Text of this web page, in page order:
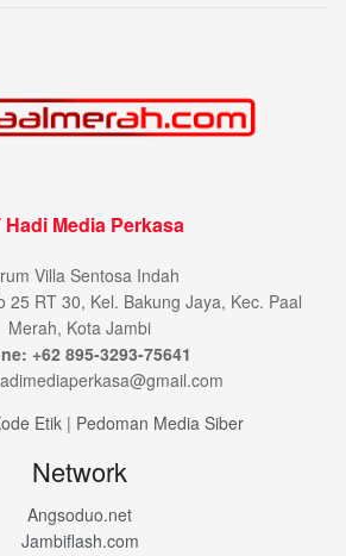
Hadi Media Perkasa
Villa Sentosa Indah
25 RT 30, Kel. Bakung Jaya, Kec. Paal
Merah, Kota Jambi
+62 895-3293-75641
Etik | Pedoman Media Siber
Network
Angsoduo.net
Jambiflash.com